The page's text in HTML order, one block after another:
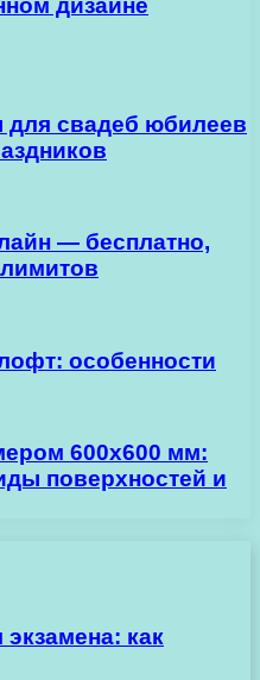
дизайне
свадеб юбилеев
— бесплатно,
особенности
600х600 мм:
поверхностей и
как